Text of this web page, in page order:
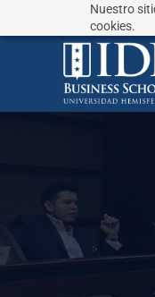
Nuestro
cookies.
¿No sabes que